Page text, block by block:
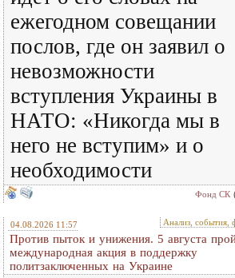
ежегодном совещании
послов, где он заявил о
невозможности
вступления Украины в
НАТО: «Никогда мы в
него не вступим» и о
необходимости
Фонд СК
04.08.2026 11:57 Анализ, события,
Против пыток и унижения. 5 августа
международная акция в поддержку
политзаключенных на Украине